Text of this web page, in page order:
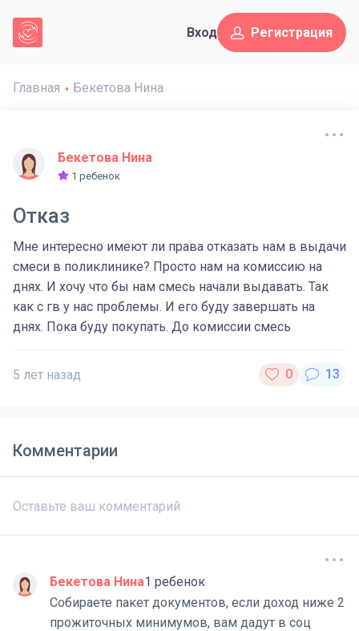
Вход Регистрация
Главная Бекетова Нина
Бекетова Нина
1 ребенок
Отказ
Мне интересно имеют ли права отказать нам в выдачи
смеси в поликлинике? Просто нам на комиссию на
днях. И хочу что бы нам смесь начали выдавать. Так
как с гв у нас проблемы. И его буду завершать на
днях. Пока буду покупать. До комиссии смесь
5 лет назад
Комментарии
Бекетова Нина1 ребенок
Собираете пакет документов, если доход ниже 2
прожиточных минимумов, вам дадут в соц